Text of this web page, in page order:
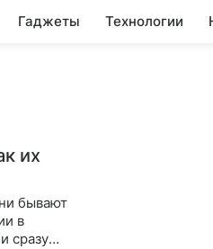
Гаджеты Технологии
их
бывают
в
сразу